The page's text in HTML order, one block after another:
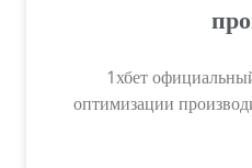
1хбет
оптимизации